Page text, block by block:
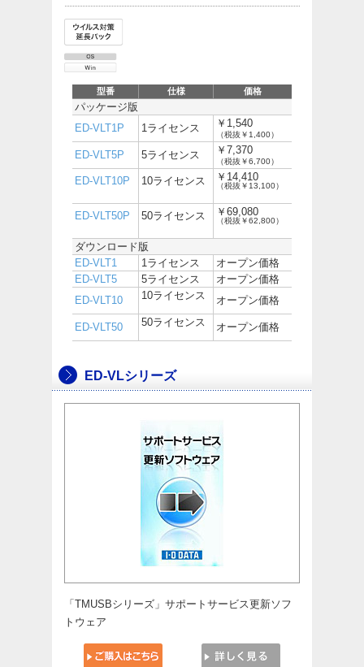
型番 仕様 価格
パッケージ版
ED-VLT1P
1ライセンス ￥1,540
（税抜￥1,400）
ED-VLT5P 5ライセンス ￥7,370
（税抜￥6,700）
ED-VLT10P 10ライセンス ￥14,410
（税抜￥13,100）
ED-VLT50P 50ライセンス ￥69,080
（税抜￥62,800）
ダウンロード版
ED-VLT1
1ライセンス
オープン価格
ED-VLT5
5ライセンス
オープン価格
ED-VLT10
10ライセンス オープン価格
ED-VLT50 50ライセンス オープン価格
ED-VLシリーズ
「TMUSBシリーズ」サポートサービス更新ソフ
トウェア